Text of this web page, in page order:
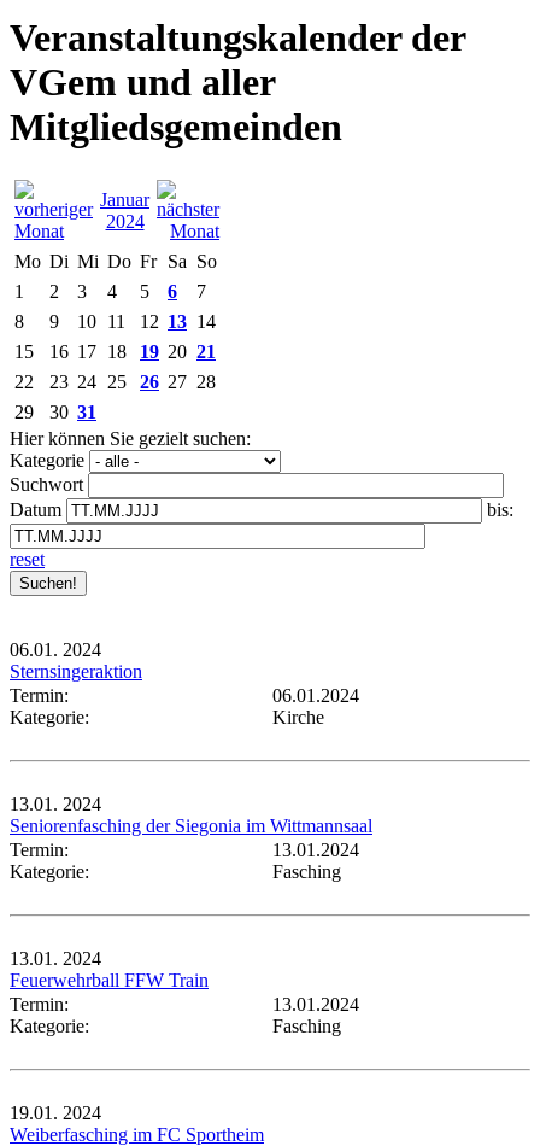
Veranstaltungskalender der
VGem und aller
Mitgliedsgemeinden
Januar
2024
Mo Di Mi Do Fr Sa So
1
2 3 4 5 6
7
8
9 10 11 12 13 14
15
16 17 18 19 20 21
22
23 24 25 26 27 28
29
30 31
Hier können Sie gezielt suchen:
Kategorie
Suchwort
Datum
bis:
reset
06.01. 2024
Sternsingeraktion
Termin:
06.01.2024
Kategorie:
Kirche
13.01. 2024
Seniorenfasching der Siegonia im Wittmannsaal
Termin:
13.01.2024
Kategorie:
Fasching
13.01. 2024
Feuerwehrball FFW Train
Termin:
13.01.2024
Kategorie:
Fasching
19.01. 2024
Weiberfasching im FC Sportheim